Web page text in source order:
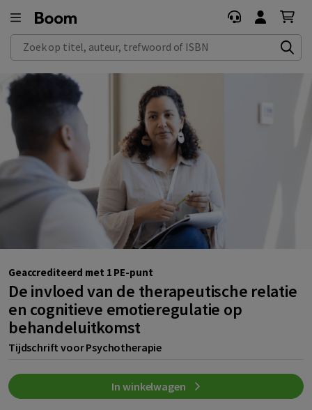
Zoek op titel, auteur, trefwoord of ISBN
Geaccrediteerd met 1 PE-punt
De invloed van de therapeutische relatie
en cognitieve emotieregulatie op
behandeluitkomst
Tijdschrift voor Psychotherapie
In winkelwagen